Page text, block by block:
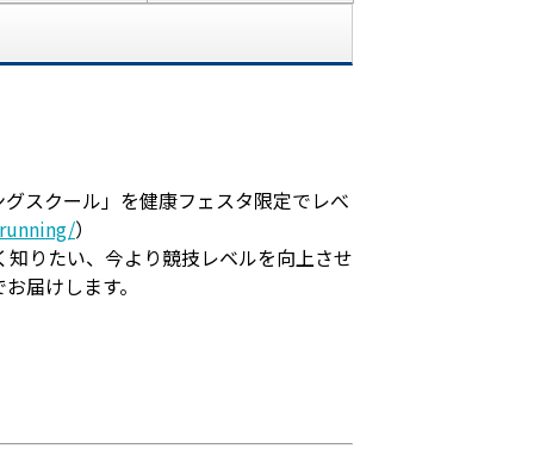
スクール」を健康フェスタ限定でレべ
）
りたい、今より競技レベルを向上させ
届けします。